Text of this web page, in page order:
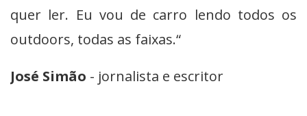
quer ler. Eu vou de carro lendo todos os
outdoors, todas as faixas.“
José Simão - jornalista e escritor